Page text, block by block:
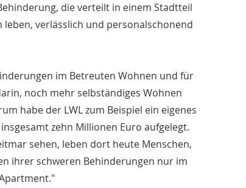
die verteilt in einem Stadtteil
verlässlich und personalschonend
im Betreuten Wohnen und für
noch mehr selbständiges Wohnen
habe der LWL zum Beispiel ein eigenes
zehn Millionen Euro aufgelegt.
sehen, leben dort heute Menschen,
ihrer schweren Behinderungen nur im